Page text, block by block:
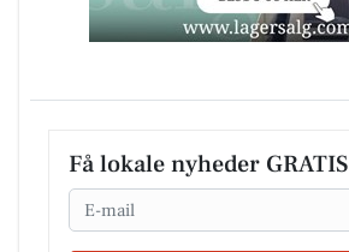
Få lokale nyheder GRATIS
Email